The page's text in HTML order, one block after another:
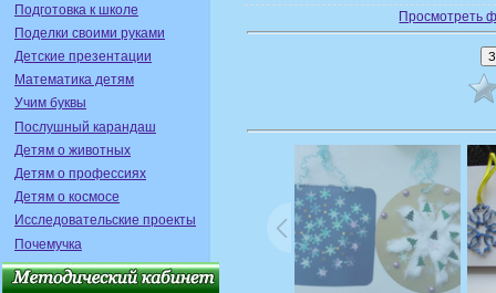
Подготовка к школе
Поделки своими руками
Детские презентации
Математика детям
Учим буквы
Послушный карандаш
Детям о животных
Детям о профессиях
Детям о космосе
Исследовательские проекты
Почемучка
Просмотреть